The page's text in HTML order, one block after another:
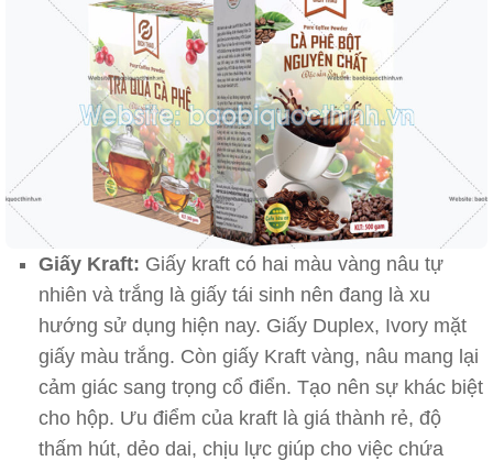
Giấy Kraft: Giấy kraft có hai màu vàng nâu tự
nhiên và trắng là giấy tái sinh nên đang là xu
hướng sử dụng hiện nay. Giấy Duplex, Ivory mặt
giấy màu trắng. Còn giấy Kraft vàng, nâu mang lại
cảm giác sang trọng cổ điển. Tạo nên sự khác biệt
cho hộp. Ưu điểm của kraft là giá thành rẻ, độ
thấm hút, dẻo dai, chịu lực giúp cho việc chứa